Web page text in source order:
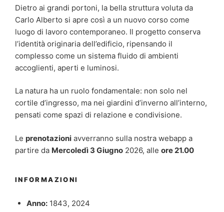
Dietro ai grandi portoni, la bella struttura voluta da
Carlo Alberto si apre così a un nuovo corso come
luogo di lavoro contemporaneo. Il progetto conserva
l’identità originaria dell’edificio, ripensando il
complesso come un sistema fluido di ambienti
accoglienti, aperti e luminosi.
La natura ha un ruolo fondamentale: non solo nel
cortile d’ingresso, ma nei giardini d’inverno all’interno,
pensati come spazi di relazione e condivisione.
Le prenotazioni avverranno sulla nostra webapp a
partire da Mercoledì 3 Giugno 2026, alle ore 21.00
INFORMAZIONI
Anno:1843, 2024